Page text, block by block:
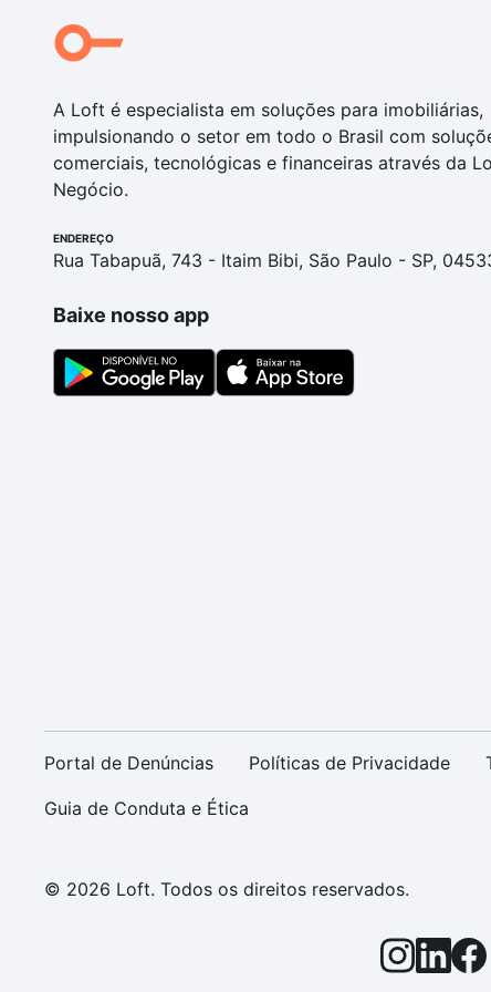
A Loft é especialista em soluções para imobiliárias,
impulsionando o setor em todo o Brasil com
comerciais, tecnológicas e financeiras através da
Negócio.
ENDEREÇO
Rua Tabapuã, 743 - Itaim Bibi, São Paulo - SP,
Baixe nosso app
Portal de Denúncias Políticas de Privacidade
Guia de Conduta e Ética
© 2026 Loft. Todos os direitos reservados.